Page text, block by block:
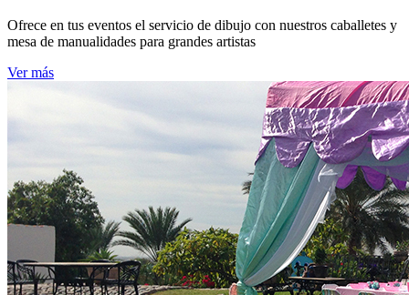
Ofrece en tus eventos el servicio de dibujo con nuestros caballetes y
mesa de manualidades para grandes artistas
Ver más